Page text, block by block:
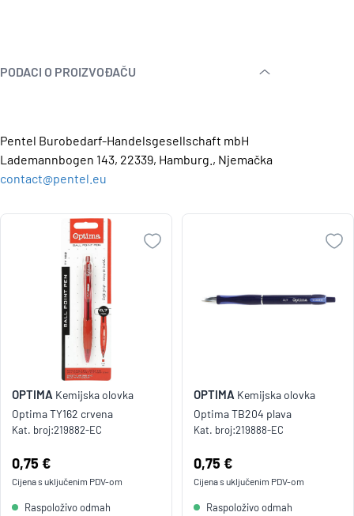
PODACI O PROIZVOĐAČU
Pentel Burobedarf-Handelsgesellschaft mbH
Lademannbogen 143, 22339, Hamburg., Njemačka
contact@pentel.eu
OPTIMA Kemijska olovka
Optima TY162 crvena
Kat. broj:219882-EC
Cijena:
0,75 €
Cijena s uključenim PDV-om
Raspoloživo odmah
OPTIMA Kemijska olovka
Optima TB204 plava
Kat. broj:219888-EC
Cijena:
0,75 €
Cijena s uključenim PDV-om
Raspoloživo odmah